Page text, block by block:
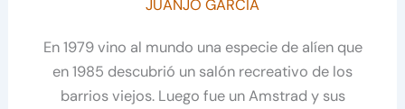
JUANJO GARCÍA
En 1979 vino al mundo una especie de alíen que
en 1985 descubrió un salón recreativo de los
barrios viejos. Luego fue un Amstrad y sus